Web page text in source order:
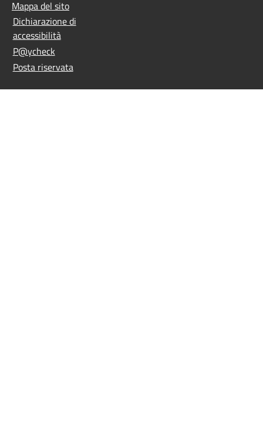
Mappa del sito
Dichiarazione di
accessibilità
P@ycheck
Posta riservata